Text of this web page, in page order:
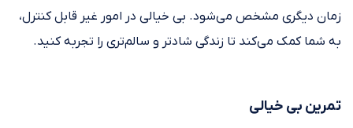
زمان دیگری مشخص می‌شود. بی خیالی در امور غیر قابل کنترل،
به شما کمک می‌کند تا زندگی شادتر و سالم‌تری را تجربه کنید.
تمرین بی خیالی